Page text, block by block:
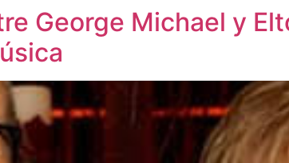
George Michael y